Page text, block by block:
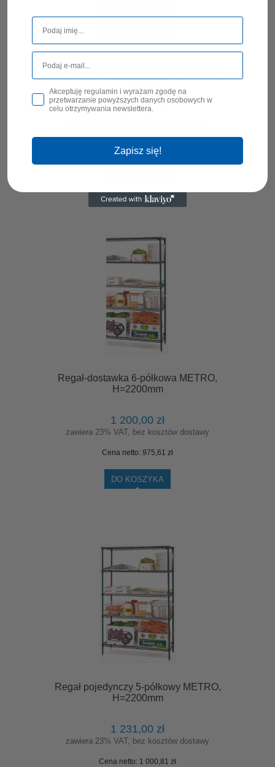
Regał pojedynczy 5-półkowy METRO,
H=1880mm
1 167,00 zł
Regał-dostawka 6-półkowa METRO,
H=2200mm
1 200,00 zł
zawiera 23% VAT, bez kosztów dostawy
Cena netto: 975,61 zł
DO KOSZYKA
Regał pojedynczy 5-półkowy METRO,
H=2200mm
1 231,00 zł
zawiera 23% VAT, bez kosztów dostawy
Cena netto: 1 000,81 zł
Akceptuję regulamin i wyrażam zgodę na
przetwarzanie powyższych danych osobowych w
celu otrzymywania newslettera.
Zapisz się!